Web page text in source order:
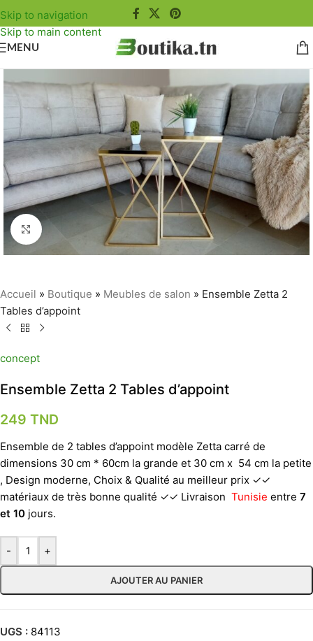
Skip to navigation
Skip to main content
MENU
Agrandir
Accueil » Boutique » Meubles de salon » Ensemble Zetta 2
Tables d’appoint
concept
Ensemble Zetta 2 Tables d’appoint
249 TND
Ensemble de 2 tables d’appoint modèle Zetta carré de
dimensions 30 cm * 60cm la grande et 30 cm x 54 cm la petite
, Design moderne, Choix & Qualité au meilleur prix ✓✓
matériaux de très bonne qualité ✓✓ Livraison Tunisie entre 7
et 10 jours.
- +
AJOUTER AU PANIER
UGS : 84113